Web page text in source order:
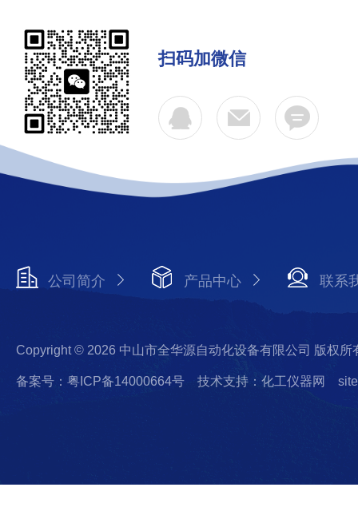
扫码加微信
公司简介 产品中心 联系
Copyright © 2026 中山市全华源自动化设备有限公司 版权所
备案号：粤ICP备14000664号 技术支持：化工仪器网